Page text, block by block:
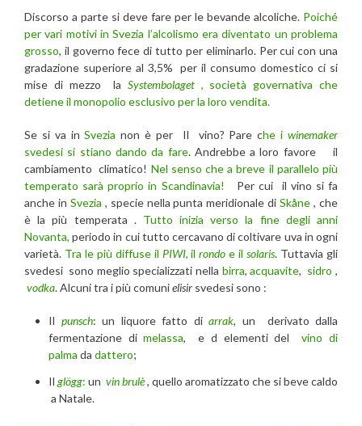
Discorso a parte si deve fare per le bevande alcoliche. Poiché
per vari motivi in Svezia l’alcolismo era diventato un problema
grosso, il governo fece di tutto per eliminarlo. Per cui con una
gradazione superiore al 3,5% per il consumo domestico ci si
mise di mezzo la Systembolaget , società governativa che
detiene il monopolio esclusivo per la loro vendita.
Se si va inSvezia non è per Il vino? Pare che iwinemaker
svedesi si stiano dando da fare. Andrebbe a loro favore il
cambiamento climatico! Nel senso che a breve il parallelo più
temperato sarà proprio in Scandinavia! Per cui il vino si fa
anche in Svezia , specie nella punta meridionale diSkåne , che
è la più temperata . Tutto inizia verso la fine degli anni
Novanta, periodo in cui tutto cercavano di coltivare uva in ogni
varietà. Tra le più diffuse il PIWI, ilrondo e ilsolaris. Tuttavia gli
svedesi sono meglio specializzati nella birra,acquavite, sidro ,
vodka. Alcuni tra i più comunielisir svedesi sono :
Il punsch: un liquore fatto di arrak, un derivato dalla
fermentazione dimelassa, e d elementi delvino di
palma da dattero;
Il glögg: un vin brulè, quello aromatizzato che si beve caldo
a Natale.